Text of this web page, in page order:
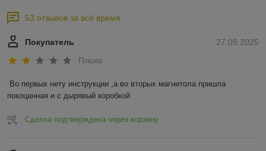
53 отзывов за всё время
27.09.2025
Покупатель
Плохо
Во первых нету инструкции ,а во вторых магнитола пришла
покоцанная и с дырявый коробкой
Сделка подтверждена через корзину